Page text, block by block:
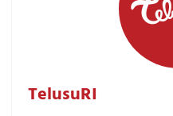
TelusuRI